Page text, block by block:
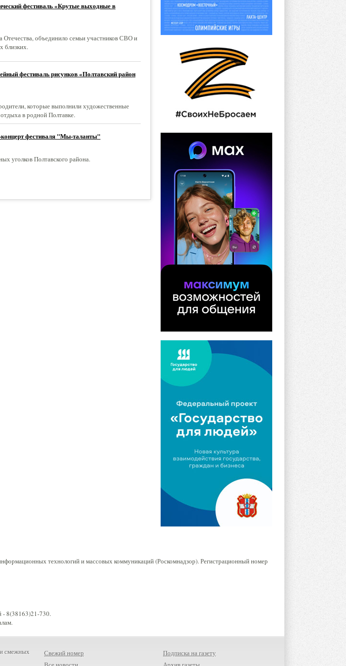
фестиваль «Крутые выходные в
объединило семьи участников СВО и
близких.
фестиваль рисунков «Полтавский район
которые выполнили художественные
в родной Полтавке.
концерт фестиваля "Мы-таланты"
уголков Полтавского района.
технологий и массовых коммуникаций (Роскомнадзор). Регистрационный номер
- 8(38163)21-730.
смежных
Свежий номер
Подписка на газету